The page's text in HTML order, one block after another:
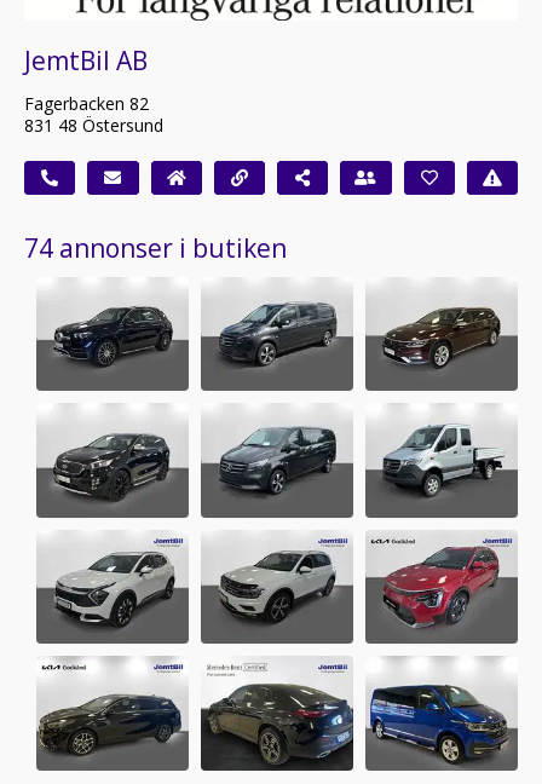
JemtBil AB
Fagerbacken 82
831 48 Östersund
74 annonser i butiken